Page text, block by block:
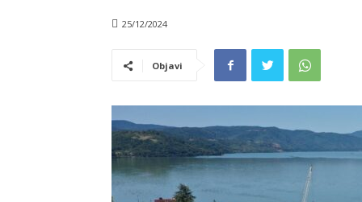
25/12/2024
Objavi